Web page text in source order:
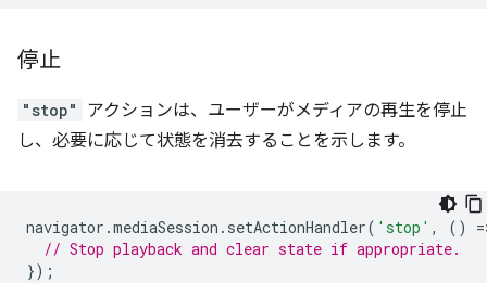
停止
"stop"
アクションは、ユーザーがメディアの再生を停止
し、必要に応じて状態を消去することを示します。
navigator .mediaSession . setActionHandler( 'stop' , () =
// Stop playback and clear state if appropriate.
});